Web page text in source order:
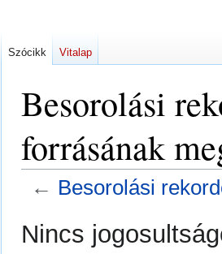
Besorolási
forrásának
← Besorolási
Ugrás
a
Ugrás
aNincs
Szócikk Vitalap